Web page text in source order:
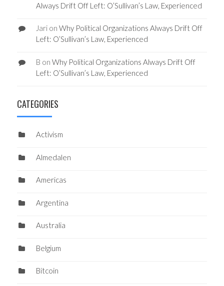
Always Drift Off Left: O’Sullivan’s Law, Experienced
Jarion Why Political Organizations Always Drift Off
Left: O’Sullivan’s Law, Experienced
B on Why Political Organizations Always Drift Off
Left: O’Sullivan’s Law, Experienced
CATEGORIES
Activism
Almedalen
Americas
Argentina
Australia
Belgium
Bitcoin